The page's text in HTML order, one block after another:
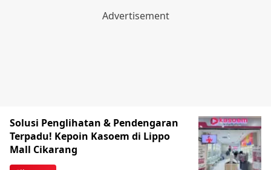
Solusi Penglihatan & Pendengaran
Terpadu! Kepoin Kasoem di Lippo
Mall Cikarang